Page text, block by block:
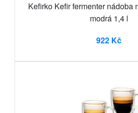
Kefirko Kefir fermenter nádoba
modrá 1,4 l
922 Kč